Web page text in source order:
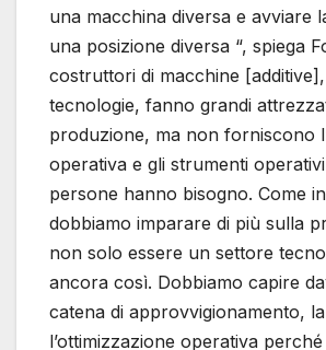
una macchina diversa e avviare
una posizione diversa “, spiega
costruttori di macchine
tecnologie, fanno grandi
produzione, ma non forniscono
operativa e gli strumenti
persone hanno bisogno. Come
dobbiamo imparare di più sulla
non solo essere un settore
ancora così. Dobbiamo capire
catena di approvvigionamento,
l’ottimizzazione operativa